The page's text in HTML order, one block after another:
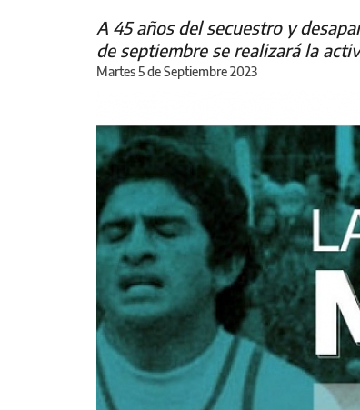
A 45 años del secuestro y
de septiembre se realizará la
Martes 5 de Septiembre 2023